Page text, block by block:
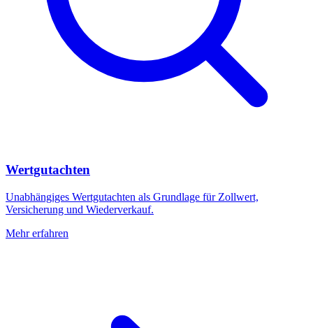
Wertgutachten
Unabhängiges Wertgutachten als Grundlage für Zollwert,
Versicherung und Wiederverkauf.
Mehr erfahren